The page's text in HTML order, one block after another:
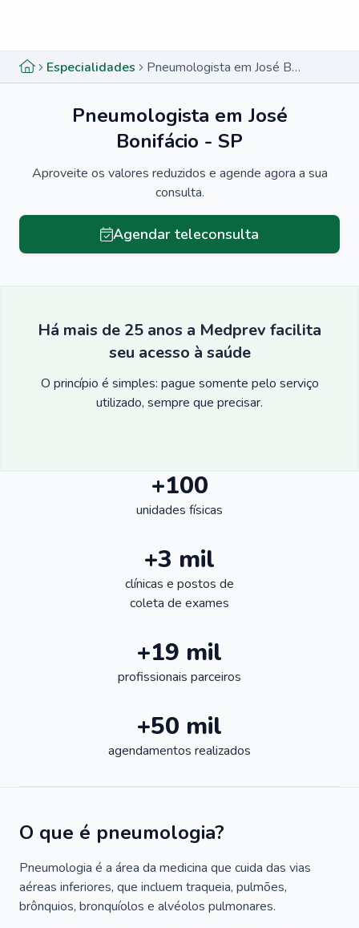
Especialidades Pneumologista em José Bonifácio - SP
Pneumologista em José
Bonifácio - SP
Aproveite os valores reduzidos e agende agora a sua
consulta.
Agendar teleconsulta
Há mais de 25 anos a Medprev facilita
seu acesso à saúde
O princípio é simples: pague somente pelo serviço
utilizado, sempre que precisar.
+100
unidades físicas
+3 mil
clínicas e postos de
coleta de exames
+19 mil
profissionais parceiros
+50 mil
agendamentos realizados
O que é pneumologia?
Pneumologia é a área da medicina que cuida das vias
aéreas inferiores, que incluem traqueia, pulmões,
brônquios, bronquíolos e alvéolos pulmonares.